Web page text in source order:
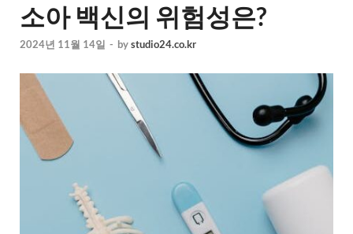
소아 백신의 위험성은?
2024년 11월 14일 - bystudio24.co.kr